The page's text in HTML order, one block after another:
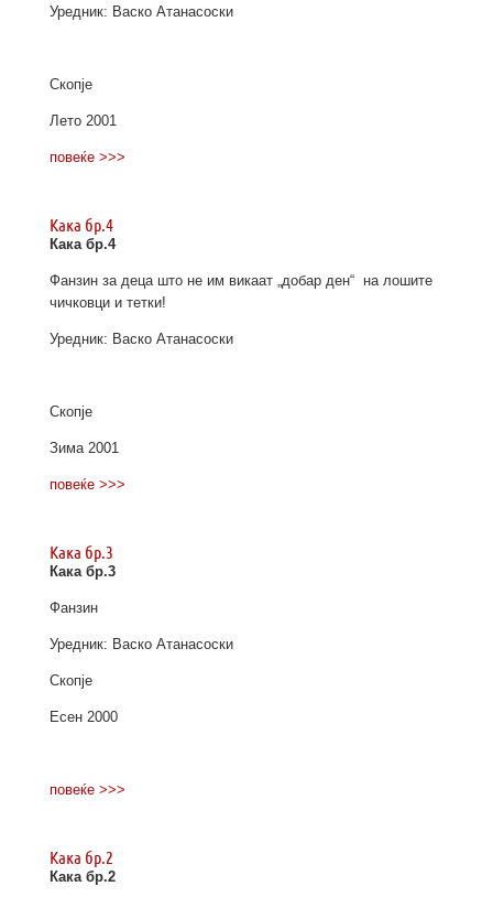
Уредник: Васко Атанасоски
Скопје
Лето 2001
повеќе >>>
Кака бр.4
Кака бр.4
Фанзин за деца што не им викаат „добар ден“ на лошите
чичковци и тетки!
Уредник: Васко Атанасоски
Скопје
Зима 2001
повеќе >>>
Кака бр.3
Кака бр.3
Фанзин
Уредник: Васко Атанасоски
Скопје
Есен 2000
повеќе >>>
Кака бр.2
Кака бр.2